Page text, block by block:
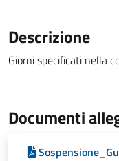
Descrizione
Giorni specificati nella
Documenti